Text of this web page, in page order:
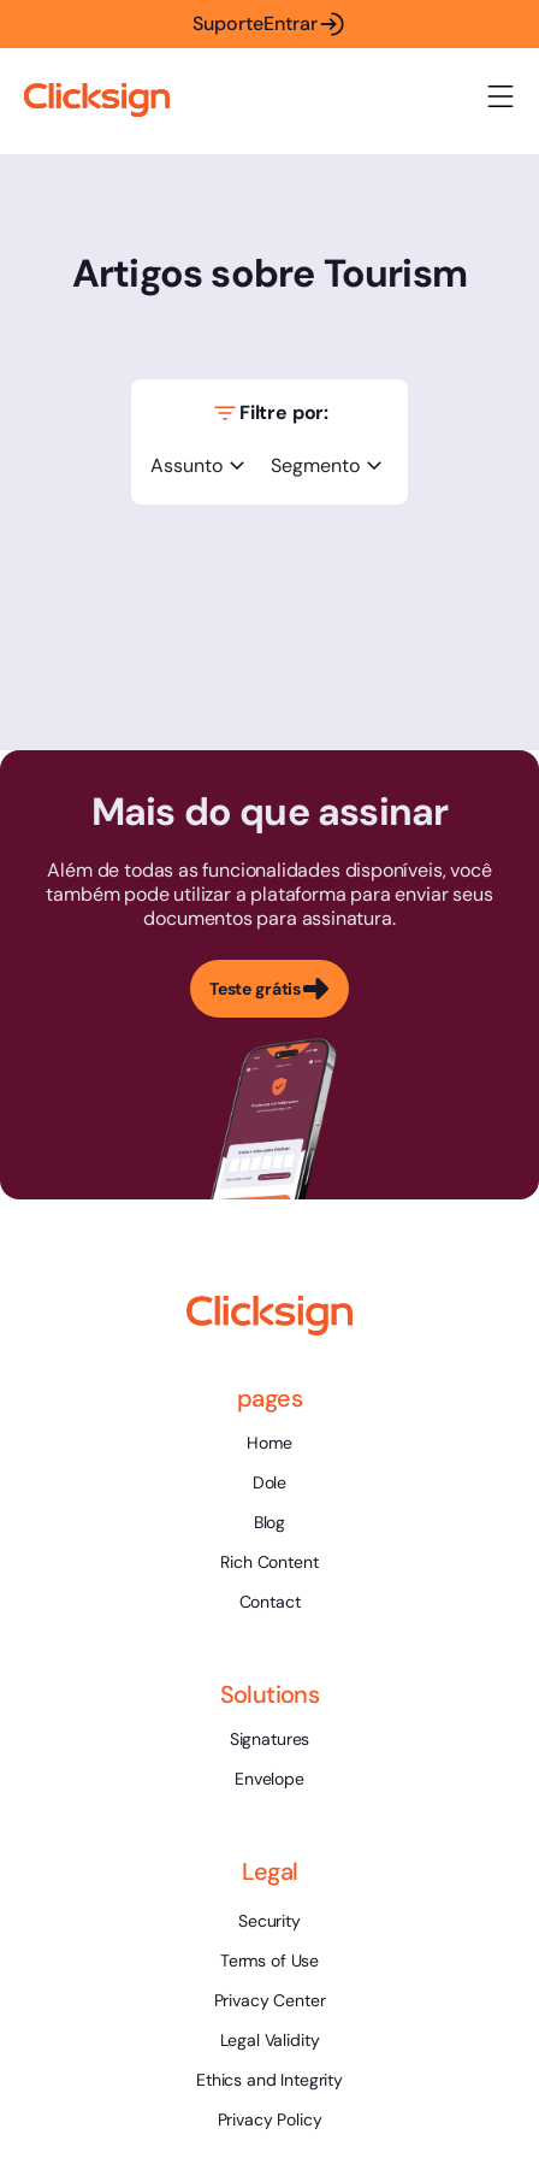
SuporteEntrar
Artigos sobre Tourism
Filtre por:
Assunto Segmento
Mais do que assinar
Além de todas as funcionalidades disponíveis, você
também pode utilizar a plataforma para enviar seus
documentos para assinatura.
Teste grátis
pages
Home
Dole
Blog
Rich Content
Contact
Solutions
Signatures
Envelope
Legal
Security
Terms of Use
Privacy Center
Legal Validity
Ethics and Integrity
Privacy Policy